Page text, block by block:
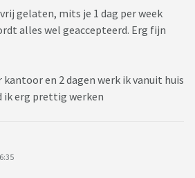
gelaten, mits je 1 dag per week
alles wel geaccepteerd. Erg fijn
kantoor en 2 dagen werk ik vanuit huis
ik erg prettig werken